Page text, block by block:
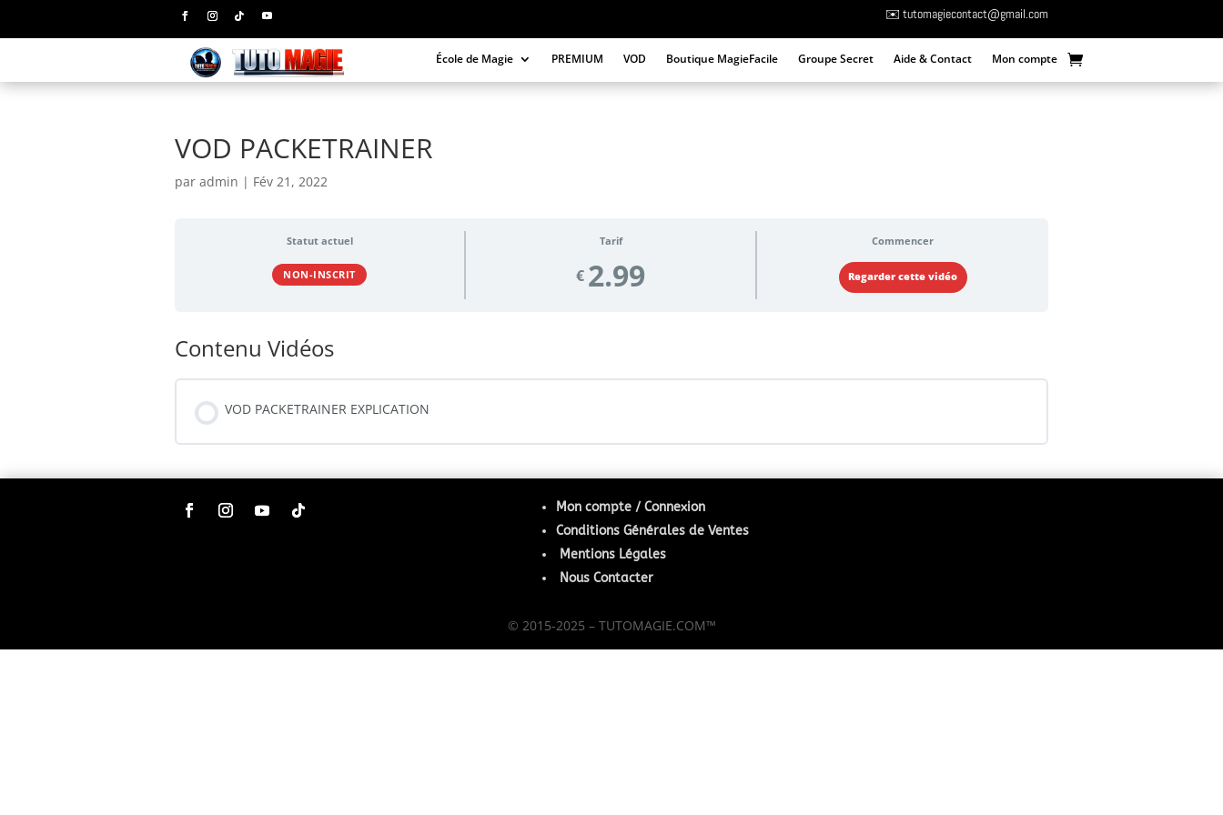
✉️ tutomagiecontact@gmail.com
École de Magie PREMIUM VOD Boutique MagieFacile Groupe Secret Aide & Contact Mon compte
VOD PACKETRAINER
par admin | Fév 21, 2022
Statut actuel
NON-INSCRIT
Tarif
€ 2.99
Commencer
Regarder cette vidéo
Contenu Vidéos
VOD PACKETRAINER EXPLICATION
Mon compte / Connexion
Conditions Générales de Ventes
Mentions Légales
Nous Contacter
© 2015-2025 – TUTOMAGIE.COM™